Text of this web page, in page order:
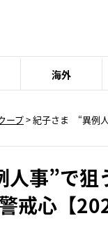
海外
ープ> 紀子さま “異例
事”で狙
戒心【